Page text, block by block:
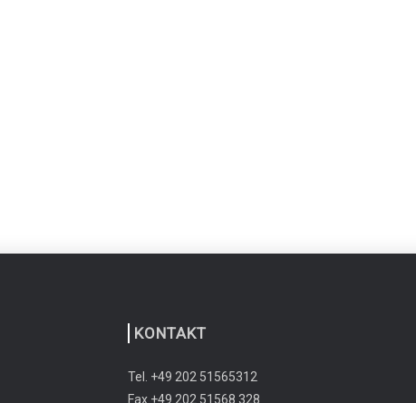
KONTAKT
Tel. +49 202 51565312
Fax +49 202 51568 328